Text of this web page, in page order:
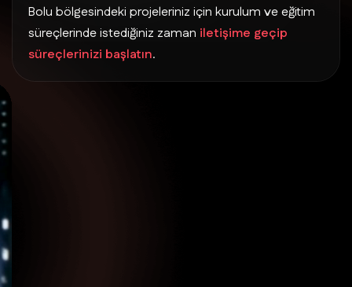
Bolu bölgesindeki projeleriniz için kurulum ve eğitim
süreçlerinde istediğiniz zaman iletişime geçip
süreçlerinizi başlatın.